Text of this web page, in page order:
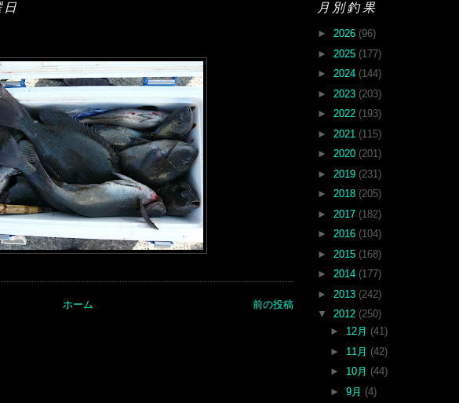
前の投稿
ホーム
月別釣果
► 2026 (96)
► 2025 (177)
► 2024 (144)
► 2023 (203)
► 2022 (193)
► 2021 (115)
► 2020 (201)
► 2019 (231)
► 2018 (205)
► 2017 (182)
► 2016 (104)
► 2015 (168)
► 2014 (177)
► 2013 (242)
▼ 2012 (250)
► 12月 (41)
► 11月 (42)
► 10月 (44)
► 9月 (4)